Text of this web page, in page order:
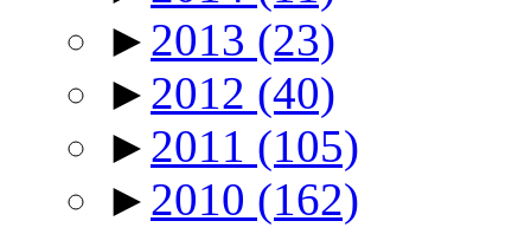
► 2013 (23)
► 2012 (40)
► 2011 (105)
► 2010 (162)